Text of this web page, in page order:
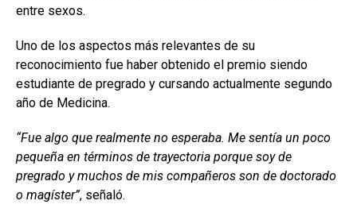
entre sexos.
Uno de los aspectos más relevantes de su
reconocimiento fue haber obtenido el premio siendo
estudiante de pregrado y cursando actualmente segundo
año de Medicina.
“Fue algo que realmente no esperaba. Me sentía un poco
pequeña en términos de trayectoria porque soy de
pregrado y muchos de mis compañeros son de doctorado
o magíster”, señaló.